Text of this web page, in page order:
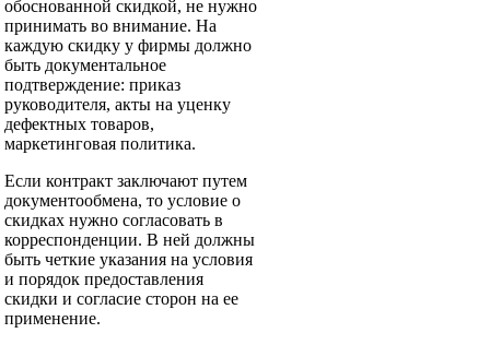
обоснованной скидкой, не нужно
принимать во внимание. На
каждую скидку у фирмы должно
быть документальное
подтверждение: приказ
руководителя, акты на уценку
дефектных товаров,
маркетинговая политика.
Если контракт заключают путем
документообмена, то условие о
скидках нужно согласовать в
корреспонденции. В ней должны
быть четкие указания на условия
и порядок предоставления
скидки и согласие сторон на ее
применение.